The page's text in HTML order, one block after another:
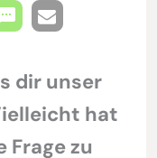
dir unser
hat
Frage zu